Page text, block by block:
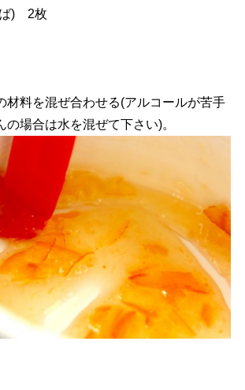
ば) 2枚
材料を混ぜ合わせる(アルコールが苦手
の場合は水を混ぜて下さい)。